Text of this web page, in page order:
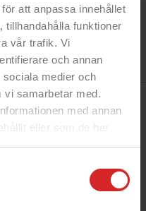
att anpassa innehållet
tillhandahålla funktioner
vår trafik. Vi
och annan
medier och
vi samarbetar med.
med annan
eller som de har
tjänster.